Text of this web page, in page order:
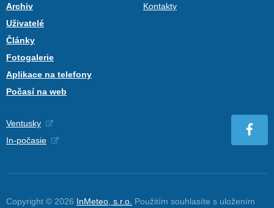
Archiv
Uživatelé
Články
Fotogalerie
Aplikace na telefony
Počasí na web
Kontakty
Ventusky
In-počasie
Copyright © 2026 InMeteo, s.r.o. Použitím souhlasíte s uložením